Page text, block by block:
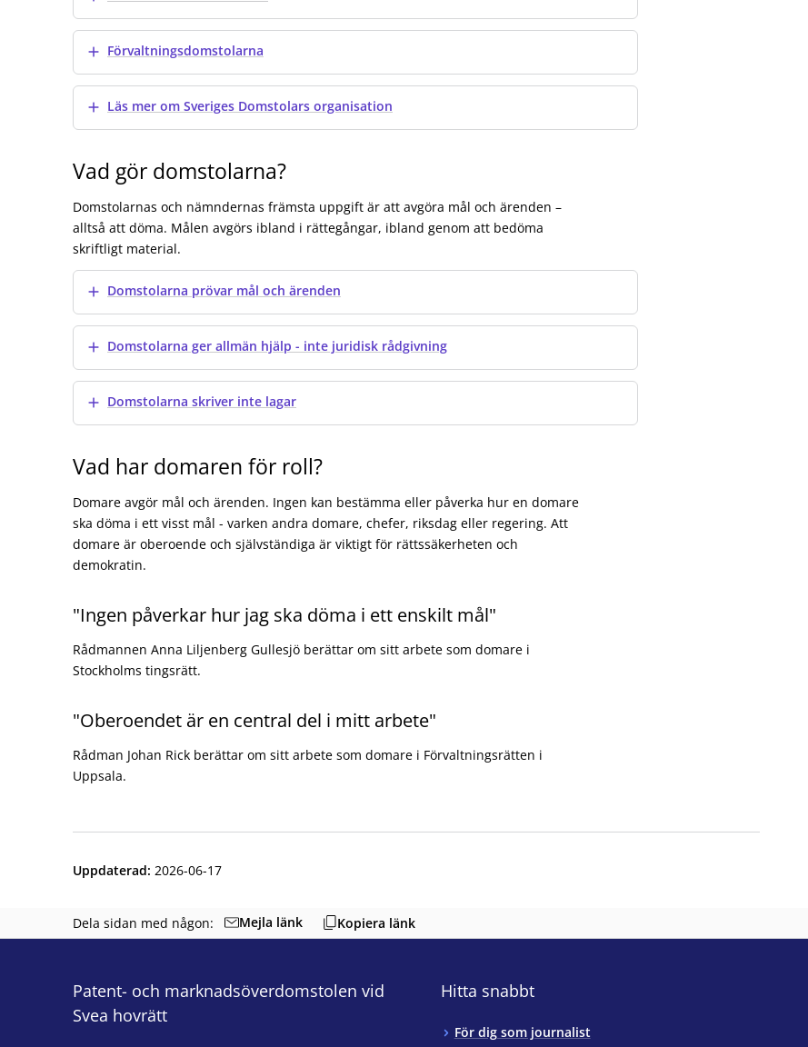
Visa merFörvaltningsdomstolarna
Visa merLäs mer om Sveriges Domstolars organisation
Vad gör domstolarna?
Domstolarnas och nämndernas främsta uppgift är att avgöra mål och ärenden –
alltså att döma. Målen avgörs ibland i rättegångar, ibland genom att bedöma
skriftligt material.
Visa merDomstolarna prövar mål och ärenden
Visa merDomstolarna ger allmän hjälp - inte juridisk rådgivning
Visa merDomstolarna skriver inte lagar
Vad har domaren för roll?
Domare avgör mål och ärenden. Ingen kan bestämma eller påverka hur en domare
ska döma i ett visst mål - varken andra domare, chefer, riksdag eller regering. Att
domare är oberoende och självständiga är viktigt för rättssäkerheten och
demokratin.
"Ingen påverkar hur jag ska döma i ett enskilt mål"
Rådmannen Anna Liljenberg Gullesjö berättar om sitt arbete som domare i
Stockholms tingsrätt.
Domarens oberoende och självständighet - Anna Liljenberg Gullesjö_2023-02-10_2
"Oberoendet är en central del i mitt arbete"
Rådman Johan Rick berättar om sitt arbete som domare i Förvaltningsrätten i
Uppsala.
Uppdaterad: 2026-06-17
Dela sidan med någon: Mejla länk Kopiera länk
Patent- och marknadsöverdomstolen vid
Svea hovrätt
Hitta snabbt
För dig som journalist